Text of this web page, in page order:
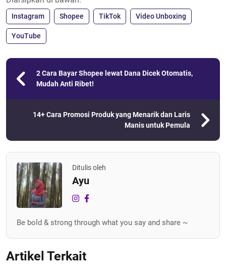
Instagram Shopee TikTok Video Unboxing
YouTube
2 Cara Bayar Shopee lewat Dana Dicek Otomatis,
Mudah Anti Ribet!
14+ Cara Promosi Produk yang Menarik dan Laris
Manis untuk Pemula
Ditulis oleh
Ayu
Be bold & strong through what you say and share ~
Artikel Terkait